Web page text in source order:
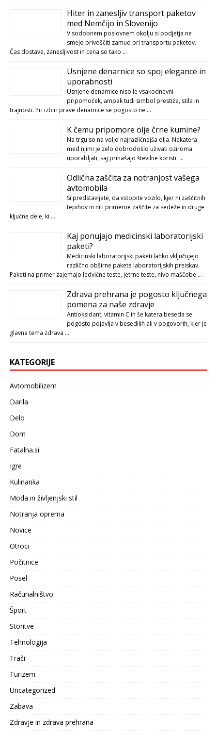
Hiter in zanesljiv transport paketov
med Nemčijo in Slovenijo
V sodobnem poslovnem okolju si podjetja ne
smejo privoščiti zamud pri transportu paketov.
Čas dostave, zanesljivost in cena so tako …
Usnjene denarnice so spoj elegance in
uporabnosti
Usnjene denarnice niso le vsakodnevni
pripomoček, ampak tudi simbol prestiža, stila in
trajnosti. Pri izbiri prave denarnice se pogosto ne …
K čemu pripomore olje črne kumine?
Na trgu so na voljo najrazličnejša olja. Nekatera
med njimi je zelo dobrodošlo uživati oziroma
uporabljati, saj prinašajo številne koristi. …
Odlična zaščita za notranjost vašega
avtomobila
Si predstavljate, da vstopite vozilo, kjer ni zaščitnih
tepihov in niti primerne zaščite za sedeže in druge
ključne dele, ki …
Kaj ponujajo medicinski laboratorijski
paketi?
Medicinski laboratorijski paketi lahko vključujejo
različno obširne pakete laboratorijskih preiskav.
Paketi na primer zajemajo ledvične teste, jetrne teste, nivo maščobe …
Zdrava prehrana je pogosto ključnega
pomena za naše zdravje
Antioksidant, vitamin C in še katera beseda se
pogosto pojavlja v besedilih ali v pogovorih, kjer je
glavna tema zdrava …
KATEGORIJE
Avtomobilizem
Darila
Delo
Dom
Fatalna.si
Igre
Kulinarika
Moda in življenjski stil
Notranja oprema
Novice
Otroci
Počitnice
Posel
Računalništvo
Šport
Storitve
Tehnologija
Trači
Turizem
Uncategorized
Zabava
Zdravje in zdrava prehrana